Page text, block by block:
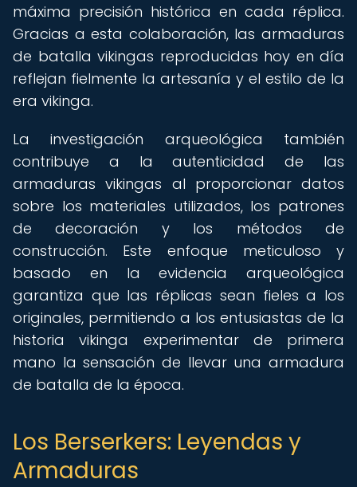
máxima precisión histórica en cada réplica.
Gracias a esta colaboración, las armaduras
de batalla vikingas reproducidas hoy en día
reflejan fielmente la artesanía y el estilo de la
era vikinga.
La investigación arqueológica también
contribuye a la autenticidad de las
armaduras vikingas al proporcionar datos
sobre los materiales utilizados, los patrones
de decoración y los métodos de
construcción. Este enfoque meticuloso y
basado en la evidencia arqueológica
garantiza que las réplicas sean fieles a los
originales, permitiendo a los entusiastas de la
historia vikinga experimentar de primera
mano la sensación de llevar una armadura
de batalla de la época.
Los Berserkers: Leyendas y
Armaduras